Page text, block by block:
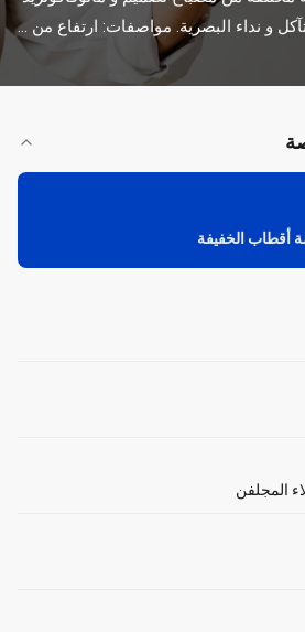
و نداء البصرية. مواصفات: ارتفاع من ...
أقطاب الخفيفة
المجلفن